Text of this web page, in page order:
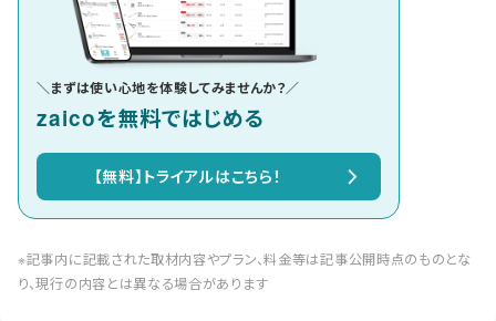
＼まずは使い心地を体験してみませんか？／
zaicoを無料ではじめる
【無料】トライアルはこちら！
※記事内に記載された取材内容やプラン、料金等は記事公開時点のものとな
り、現行の内容とは異なる場合があります